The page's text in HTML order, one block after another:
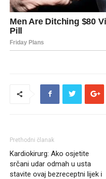
Prethodni članak
Kardiokirurg: Ako osjetite
srčani udar odmah u usta
stavite ovaj bezreceptni lijek i